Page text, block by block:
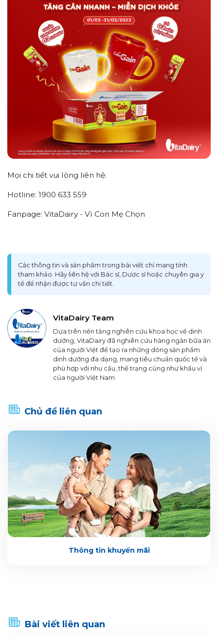
Mọi chi tiết vui lòng liên hệ:
Hotline: 1900 633 559
Fanpage: VitaDairy - Vì Con Mẹ Chọn
Các thông tin và sản phẩm trong bài viết chỉ mang tính
tham khảo. Hãy liên hệ với Bác sĩ, Dược sĩ hoặc chuyên gia y
tế để nhận được tư vấn chi tiết.
VitaDairy Team
Dựa trên nền tảng nghiên cứu khoa học về dinh
dưỡng, VitaDairy đã nghiên cứu hàng ngàn bữa ăn
của người Việt để tạo ra những dòng sản phẩm
dinh dưỡng đa dạng, mang tiêu chuẩn quốc tế và
phù hợp với nhu cầu, thể trạng cũng như khẩu vị
của người Việt Nam
Chủ đề liên quan
Thông tin khuyến mãi
Bài viết liên quan